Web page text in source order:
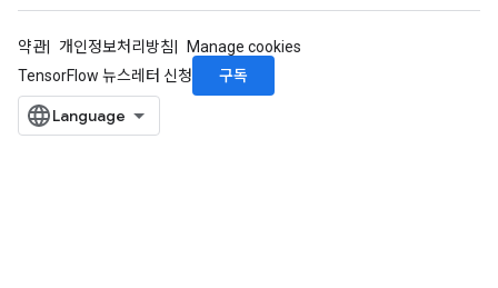
약관 개인정보처리방침
Manage cookies
TensorFlow 뉴스레터 신청
구독